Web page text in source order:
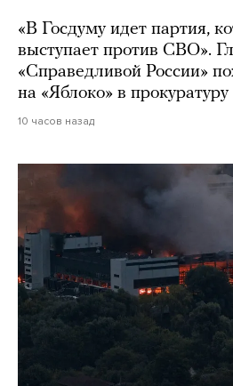
«В Госдуму идет партия,
выступает против СВО».
«Справедливой России»
на «Яблоко» в прокуратуру
10 часов назад